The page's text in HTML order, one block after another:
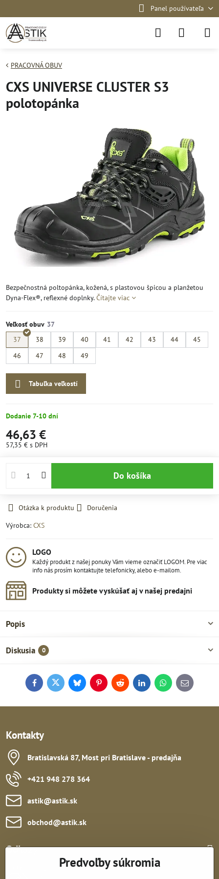
Panel používateľa
PRACOVNÁ OBUV
CXS UNIVERSE CLUSTER S3
polotopánka
Bezpečnostná poltopánka, kožená, s plastovou špicou a planžetou
Dyna-Flex®, reflexné doplnky.Čítajte viac
Veľkosť obuv
37
38 39 40 41 42 43 44
45
46
47 48 49
Tabuľka veľkostí
Dodanie 7-10 dní
46,63 €
57,35 € s DPH
Do košíka
Otázka k produktu
Doručenia
Výrobca: CXS
LOGO
Každý produkt z našej ponuky Vám vieme označiť LOGOM. Pre viac
info nás prosím kontaktujte telefonicky, alebo e-mailom.
Produkty si môžete vyskúšať aj v našej predajni
Popis
Diskusia 0
FacebookTwitterBlueskyPinterestReddit LinkedInWhatsApp
E-
mail
Kontakty
Bratislavská 87, Most pri Bratislave - predajňa
+421 948 278 364
astik​@astik​.sk
obchod​@astik​.sk
Odkazy:
Predvoľby súkromia